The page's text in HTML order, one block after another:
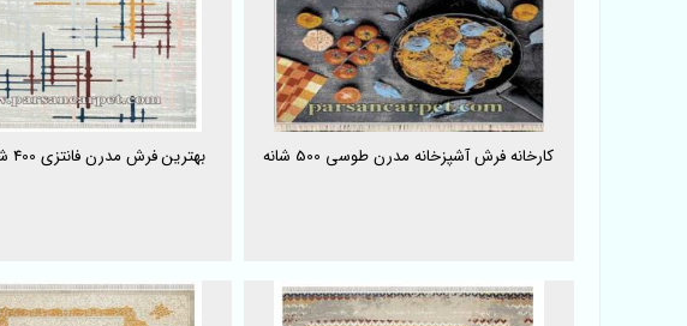
کارخانه فرش آشپزخانه مدرن طوسی 500 شانه بهترین فرش مدرن فانتزی 400 شانه کد 6061